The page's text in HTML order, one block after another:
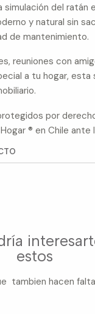
simulación del ratán
y natural sin
de mantenimiento.
reuniones con
a tu hogar, esta
por
® en Chile ante
estos
tambien hacen